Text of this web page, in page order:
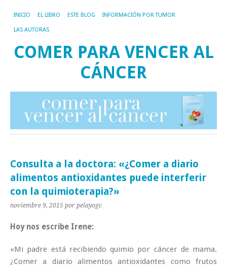
INICIO EL LIBRO ESTE BLOG INFORMACIÓN POR TUMOR
LAS AUTORAS
COMER PARA VENCER AL
CÁNCER
Consulta a la doctora: «¿Comer a diario
alimentos antioxidantes puede interferir
con la quimioterapia?»
noviembre 9, 2015 por pelayogc
Hoy nos escribe Irene:
«Mi padre está recibiendo quimio por cáncer de mama.
¿Comer a diario alimentos antioxidantes como frutos